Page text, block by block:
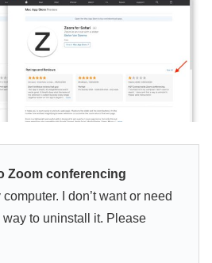
Zoom conferencing
computer. I don’t want or need
way to uninstall it. Please